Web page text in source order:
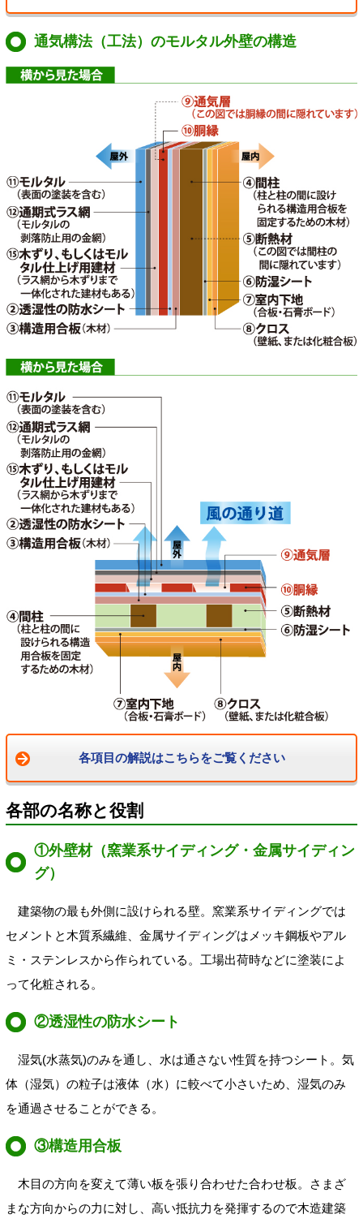
通気構法（工法）のモルタル外壁の構造
各項目の解説はこちらをご覧ください
各部の名称と役割
①外壁材（窯業系サイディング・金属サイディン
グ）
建築物の最も外側に設けられる壁。窯業系サイディングでは
セメントと木質系繊維、金属サイディングはメッキ鋼板やアル
ミ・ステンレスから作られている。工場出荷時などに塗装によ
って化粧される。
②透湿性の防水シート
湿気(水蒸気)のみを通し、水は通さない性質を持つシート。気
体（湿気）の粒子は液体（水）に較べて小さいため、湿気のみ
を通過させることができる。
③構造用合板
木目の方向を変えて薄い板を張り合わせた合わせ板。さまざ
まな方向からの力に対し、高い抵抗力を発揮するので木造建築